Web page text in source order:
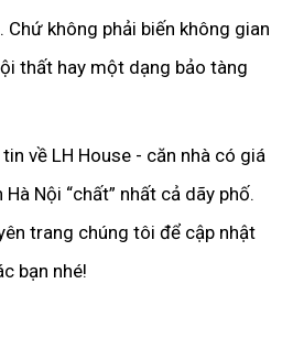
không phải biến không gian
thất hay một dạng bảo tàng
về LH House - căn nhà có giá
Nội “chất” nhất cả dãy phố.
trang chúng tôi để cập nhật
bạn nhé!